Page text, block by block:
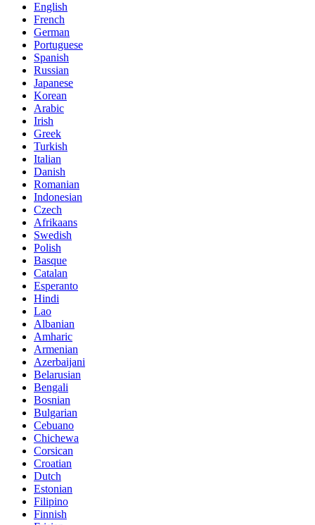
English
French
German
Portuguese
Spanish
Russian
Japanese
Korean
Arabic
Irish
Greek
Turkish
Italian
Danish
Romanian
Indonesian
Czech
Afrikaans
Swedish
Polish
Basque
Catalan
Esperanto
Hindi
Lao
Albanian
Amharic
Armenian
Azerbaijani
Belarusian
Bengali
Bosnian
Bulgarian
Cebuano
Chichewa
Corsican
Croatian
Dutch
Estonian
Filipino
Finnish